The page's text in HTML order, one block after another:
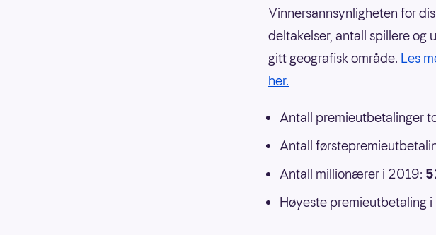
Vinnersannsynligheten for
deltakelser, antall spillere og
gitt geografisk område. Les
her.
Antall premieutbetalinger
Antall
Antall millionærer i 2019:
Høyeste premieutbetaling